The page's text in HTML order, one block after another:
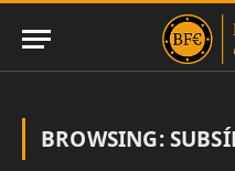
BROWSING: